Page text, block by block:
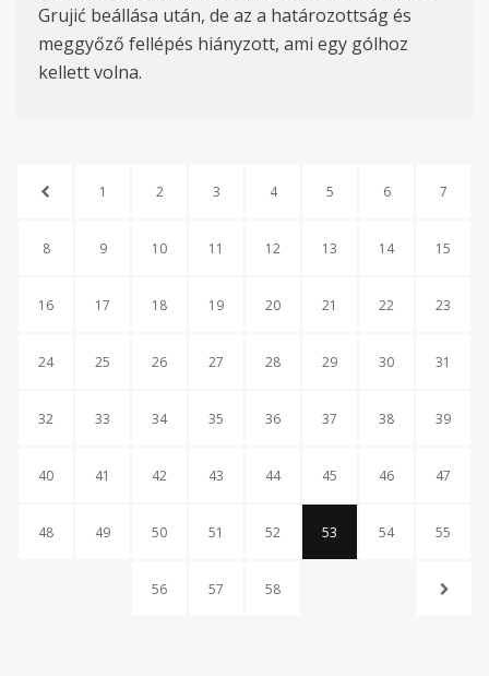
Grujić beállása után, de az a határozottság és
meggyőző fellépés hiányzott, ami egy gólhoz
kellett volna.
1 2 3 4 5 6 7
8 9 10 11 12 13 14 15
16 17 18 19 20 21 22 23
24 25 26 27 28 29 30 31
32 33 34 35 36 37 38 39
40 41 42 43 44 45 46 47
48 49 50 51 52 53 54 55
56 57 58